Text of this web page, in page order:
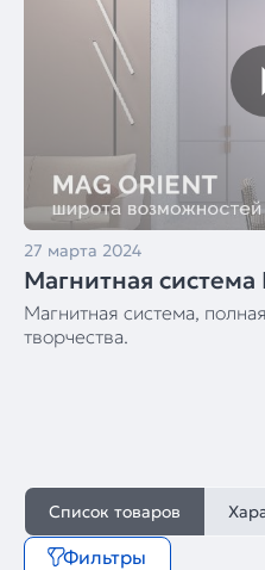
27 марта 2024
Магнитная система
Магнитная система,
творчества.
Список товаров
Фильтры